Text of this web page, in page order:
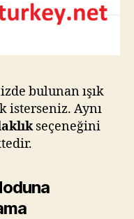
bulunan ışık
isterseniz. Aynı
seçeneğini